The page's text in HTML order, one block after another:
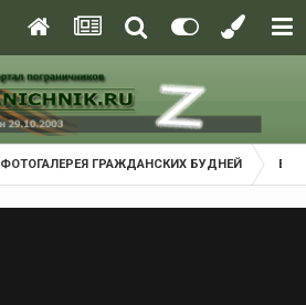
ФОТОГАЛЕРЕЯ ГРАЖДАНСКИХ БУДНЕЙ